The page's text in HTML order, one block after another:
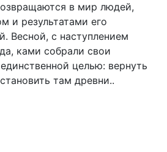
в мир людей,
и результатами его
Весной, с наступлением
ками собрали свои
целью: вернуть
там древни..